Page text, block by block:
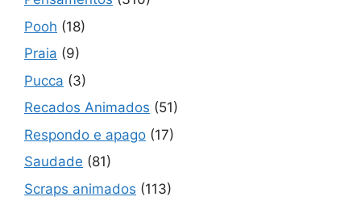
Pooh (18)
Praia (9)
Pucca (3)
Recados Animados (51)
Respondo e apago (17)
Saudade (81)
Scraps animados (113)